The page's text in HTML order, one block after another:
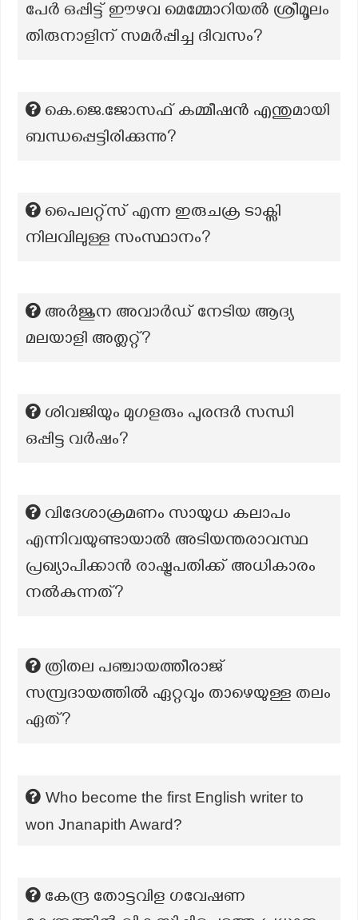
പേർ ഒപ്പിട്ട് ഈഴവ മെമ്മോറിയൽ ശ്രീമൂലം
തിരുനാളിന് സമർപ്പിച്ച ദിവസം?
കെ.ജെ.ജോസഫ് കമ്മീഷൻ എന്തുമായി
ബന്ധപ്പെട്ടിരിക്കുന്നു?
പൈലറ്റ്സ് എന്ന ഇരുചക്ര ടാക്സി
നിലവിലുള്ള സംസ്ഥാനം?
അർജുന അവാർഡ് നേടിയ ആദ്യ
മലയാളി അത്ലറ്റ്?
ശിവജിയും മുഗളരും പുരന്ദർ സന്ധി
ഒപ്പിട്ട വർഷം?
വിദേശാക്രമണം സായുധ കലാപം
എന്നിവയുണ്ടായാൽ അടിയന്തരാവസ്ഥ
പ്രഖ്യാപിക്കാൻ രാഷ്ട്രപതിക്ക് അധികാരം
നൽകുന്നത്?
ത്രിതല പഞ്ചായത്തീരാജ്
സമ്പ്രദായത്തിൽ ഏറ്റവും താഴെയുള്ള തലം
ഏത്?
Who become the first English writer to
won Jnanapith Award?
കേന്ദ്ര തോട്ടവിള ഗവേഷണ